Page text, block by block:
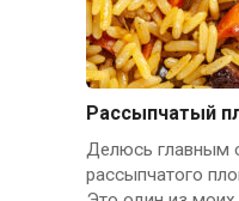
Рассыпчатый
Делюсь главным
рассыпчатого